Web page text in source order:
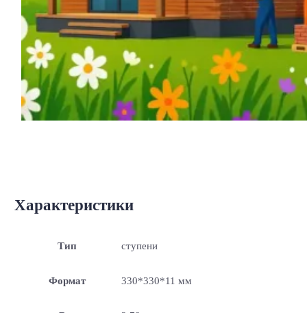
Характеристики
Тип ступени
Формат 330*330*11 мм